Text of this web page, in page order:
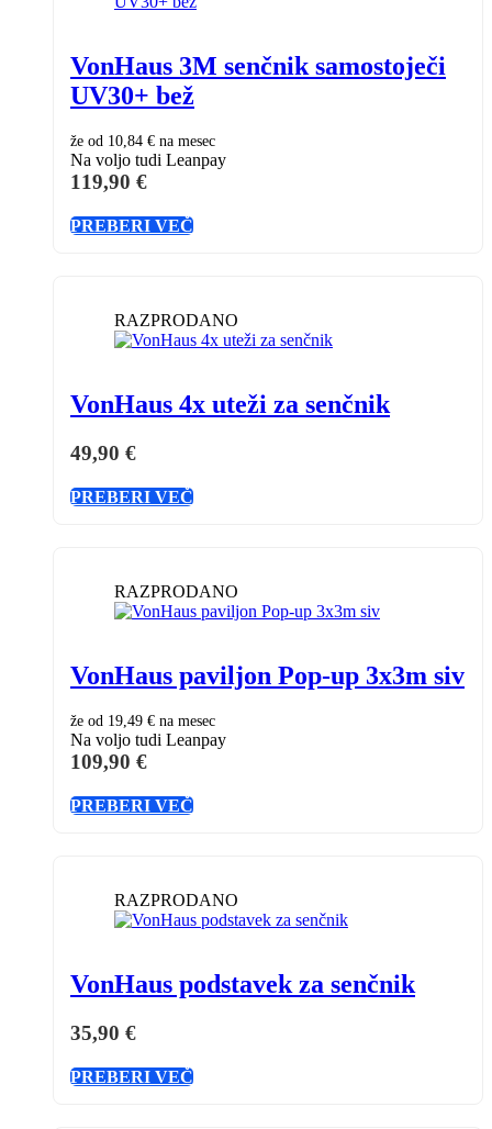
VonHaus 3M senčnik samostoječi
UV30+ bež
že od 10,84 € na mesec
Na voljo tudi Leanpay
119,90 €
PREBERI VEČ
RAZPRODANO
VonHaus 4x uteži za senčnik
49,90 €
PREBERI VEČ
RAZPRODANO
VonHaus paviljon Pop-up 3x3m siv
že od 19,49 € na mesec
Na voljo tudi Leanpay
109,90 €
PREBERI VEČ
RAZPRODANO
VonHaus podstavek za senčnik
35,90 €
PREBERI VEČ